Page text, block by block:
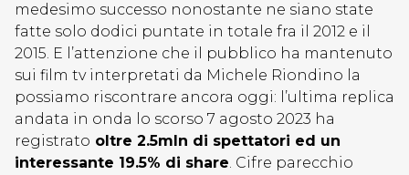
medesimo successo nonostante ne siano state
fatte solo dodici puntate in totale fra il 2012 e il
2015. E l’attenzione che il pubblico ha mantenuto
sui film tv interpretati da Michele Riondino la
possiamo riscontrare ancora oggi: l’ultima replica
andata in onda lo scorso 7 agosto 2023 ha
registrato oltre 2.5mln di spettatori ed un
interessante 19.5% di share. Cifre parecchio